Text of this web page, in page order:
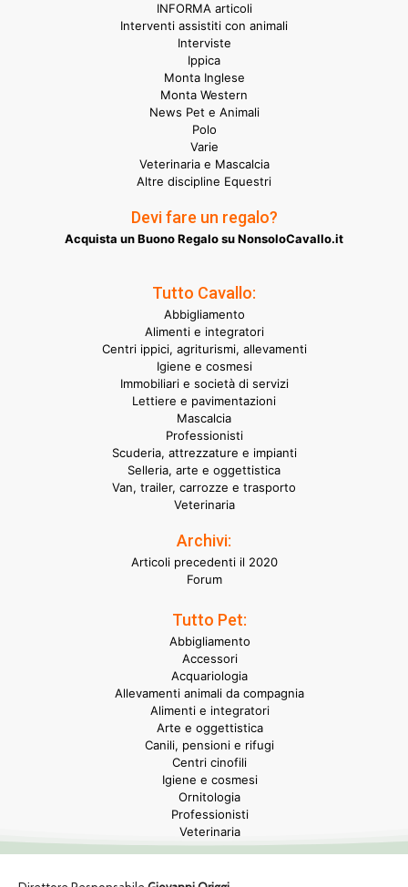
INFORMA articoli
Interventi assistiti con animali
Interviste
Ippica
Monta Inglese
Monta Western
News Pet e Animali
Polo
Varie
Veterinaria e Mascalcia
Altre discipline Equestri
Devi fare un regalo?
Acquista un Buono Regalo su NonsoloCavallo.it
Tutto Cavallo:
Abbigliamento
Alimenti e integratori
Centri ippici, agriturismi, allevamenti
Igiene e cosmesi
Immobiliari e società di servizi
Lettiere e pavimentazioni
Mascalcia
Professionisti
Scuderia, attrezzature e impianti
Selleria, arte e oggettistica
Van, trailer, carrozze e trasporto
Veterinaria
Archivi:
Articoli precedenti il 2020
Forum
Tutto Pet:
Abbigliamento
Accessori
Acquariologia
Allevamenti animali da compagnia
Alimenti e integratori
Arte e oggettistica
Canili, pensioni e rifugi
Centri cinofili
Igiene e cosmesi
Ornitologia
Professionisti
Veterinaria